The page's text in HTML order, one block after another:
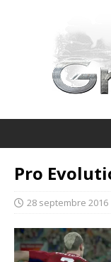
Pro
28 septembre 2016